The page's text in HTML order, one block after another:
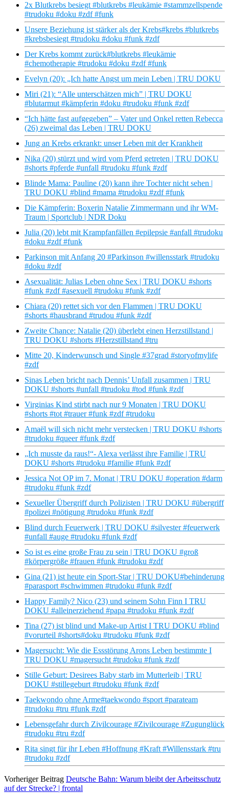
2x Blutkrebs besiegt #blutkrebs #leukämie #stammzellspende
#trudoku #doku #zdf #funk
Unsere Beziehung ist stärker als der Krebs#krebs #blutkrebs
#krebsbesiegt #trudoku #doku #funk #zdf
Der Krebs kommt zurück#blutkrebs #leukämie
#chemotherapie #trudoku #doku #zdf #funk
Evelyn (20): „Ich hatte Angst um mein Leben | TRU DOKU
Miri (21): “Alle unterschätzen mich” | TRU DOKU
#blutarmut #kämpferin #doku #trudoku #funk #zdf
“Ich hätte fast aufgegeben” – Vater und Onkel retten Rebecca
(26) zweimal das Leben | TRU DOKU
Jung an Krebs erkrankt: unser Leben mit der Krankheit
Nika (20) stürzt und wird vom Pferd getreten | TRU DOKU
#shorts #pferde #unfall #trudoku #funk #zdf
Blinde Mama: Pauline (20) kann ihre Tochter nicht sehen |
TRU DOKU #blind #mama #trudoku #zdf #funk
Die Kämpferin: Boxerin Natalie Zimmermann und ihr WM-
Traum | Sportclub | NDR Doku
Julia (20) lebt mit Krampfanfällen #epilepsie #anfall #trudoku
#doku #zdf #funk
Parkinson mit Anfang 20 #Parkinson #willensstark #trudoku
#doku #zdf
Asexualität: Julias Leben ohne Sex | TRU DOKU #shorts
#funk #zdf #asexuell #trudoku #funk #zdf
Chiara (20) rettet sich vor den Flammen | TRU DOKU
#shorts #hausbrand #trudou #funk #zdf
Zweite Chance: Natalie (20) überlebt einen Herzstillstand |
TRU DOKU #shorts #Herzstillstand #tru
Mitte 20, Kinderwunsch und Single #37grad #storyofmylife
#zdf
Sinas Leben bricht nach Dennis’ Unfall zusammen | TRU
DOKU #shorts #unfall #trudoku #tod #funk #zdf
Virginias Kind stirbt nach nur 9 Monaten | TRU DOKU
#shorts #tot #trauer #funk #zdf #trudoku
Amaël will sich nicht mehr verstecken | TRU DOKU #shorts
#trudoku #queer #funk #zdf
„Ich musste da raus!“- Alexa verlässt ihre Familie | TRU
DOKU #shorts #trudoku #familie #funk #zdf
Jessica Not OP im 7. Monat | TRU DOKU #operation #darm
#trudoku #funk #zdf
Sexueller Übergriff durch Polizisten | TRU DOKU #übergriff
#polizei #nötigung #trudoku #funk #zdf
Blind durch Feuerwerk | TRU DOKU #silvester #feuerwerk
#unfall #auge #trudoku #funk #zdf
So ist es eine große Frau zu sein | TRU DOKU #groß
#körpergröße #frauen #funk #trudoku #zdf
Gina (21) ist heute ein Sport-Star | TRU DOKU#behinderung
#parasport #schwimmen #trudoku #funk #zdf
Happy Family? Nico (23) und seinem Sohn Finn I TRU
DOKU #alleinerziehend #papa #trudoku #funk #zdf
Tina (27) ist blind und Make-up Artist I TRU DOKU #blind
#vorurteil #shorts#doku #trudoku #funk #zdf
Magersucht: Wie die Essstörung Arons Leben bestimmte I
TRU DOKU #magersucht #trudoku #funk #zdf
Stille Geburt: Desirees Baby starb im Mutterleib | TRU
DOKU #stillegeburt #trudoku #funk #zdf
Taekwondo ohne Arme#taekwondo #sport #parateam
#trudoku #tru #funk #zdf
Lebensgefahr durch Zivilcourage #Zivilcourage #Zugunglück
#trudoku #tru #zdf
Rita singt für ihr Leben #Hoffnung #Kraft #Willensstark #tru
#trudoku #zdf
Vorheriger Beitrag Deutsche Bahn: Warum bleibt der Arbeitsschutz
auf der Strecke? | frontal